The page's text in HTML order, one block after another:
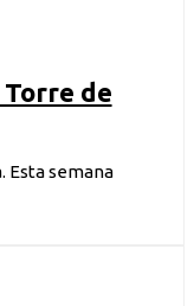
de
Esta semana